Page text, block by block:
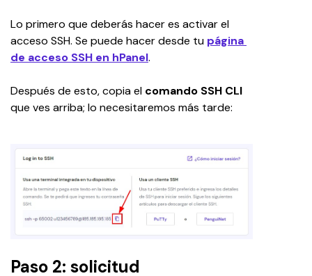
Lo primero que deberás hacer es activar el
acceso SSH. Se puede hacer desde tu página
de acceso SSH en hPanel.
Después de esto, copia el comando SSH CLI
que ves arriba; lo necesitaremos más tarde:
Paso 2: solicitud